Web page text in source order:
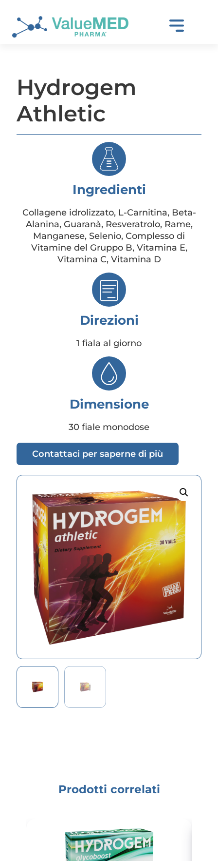
Hydrogem
Athletic
Ingredienti
Collagene idrolizzato, L-Carnitina, Beta-
Alanina, Guaranà, Resveratrolo, Rame,
Manganese, Selenio, Complesso di
Vitamine del Gruppo B, Vitamina E,
Vitamina C, Vitamina D
Direzioni
1 fiala al giorno
Dimensione
30 fiale monodose
Contattaci per saperne di più
Prodotti correlati